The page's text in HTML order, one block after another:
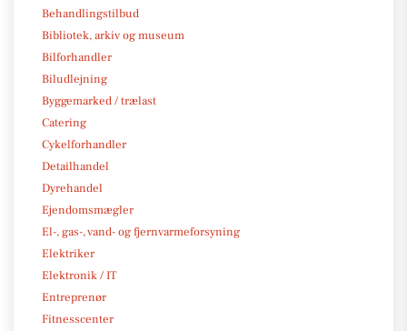
Behandlingstilbud
Bibliotek, arkiv og museum
Bilforhandler
Biludlejning
Byggemarked / trælast
Catering
Cykelforhandler
Detailhandel
Dyrehandel
Ejendomsmægler
El-, gas-, vand- og fjernvarmeforsyning
Elektriker
Elektronik / IT
Entreprenør
Fitnesscenter